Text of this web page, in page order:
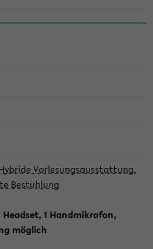
Vorlesungsausstattung,
Bestuhlung
Headset, 1 Handmikrofon,
möglich